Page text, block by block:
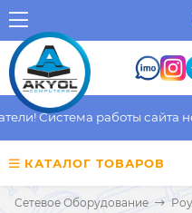
Система работы сайта
КАТАЛОГ ТОВАРОВ
Сетевое Оборудование